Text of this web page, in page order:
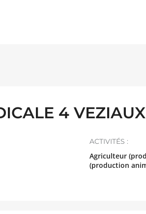
4 VEZIAUX
ACTIVITÉS :
Agriculteur
(production